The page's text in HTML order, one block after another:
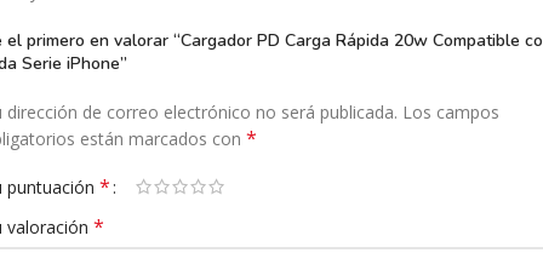
el primero en valorar “Cargador PD Carga Rápida 20w Compatible
Serie iPhone”
dirección de correo electrónico no será publicada. Los campos
están marcados con *
puntuación *
valoración *